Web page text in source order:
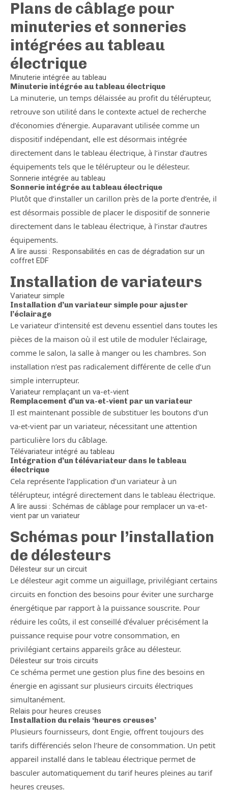
Plans de câblage pour
minuteries et sonneries
intégrées au tableau
électrique
Minuterie intégrée au tableau
Minuterie intégrée au tableau électrique
La minuterie, un temps délaissée au profit du télérupteur,
retrouve son utilité dans le contexte actuel de recherche
d’économies d’énergie. Auparavant utilisée comme un
dispositif indépendant, elle est désormais intégrée
directement dans le tableau électrique, à l’instar d’autres
équipements tels que le télérupteur ou le délesteur.
Sonnerie intégrée au tableau
Sonnerie intégrée au tableau électrique
Plutôt que d’installer un carillon près de la porte d’entrée, il
est désormais possible de placer le dispositif de sonnerie
directement dans le tableau électrique, à l’instar d’autres
équipements.
A lire aussi : Responsabilités en cas de dégradation sur un
coffret EDF
Installation de variateurs
Variateur simple
Installation d’un variateur simple pour ajuster
l’éclairage
Le variateur d’intensité est devenu essentiel dans toutes les
pièces de la maison où il est utile de moduler l’éclairage,
comme le salon, la salle à manger ou les chambres. Son
installation n’est pas radicalement différente de celle d’un
simple interrupteur.
Variateur remplaçant un va-et-vient
Remplacement d’un va-et-vient par un variateur
Il est maintenant possible de substituer les boutons d’un
va-et-vient par un variateur, nécessitant une attention
particulière lors du câblage.
Télévariateur intégré au tableau
Intégration d’un télévariateur dans le tableau
électrique
Cela représente l’application d’un variateur à un
télérupteur, intégré directement dans le tableau électrique.
A lire aussi : Schémas de câblage pour remplacer un va-et-
vient par un variateur
Schémas pour l’installation
de délesteurs
Délesteur sur un circuit
Le délesteur agit comme un aiguillage, privilégiant certains
circuits en fonction des besoins pour éviter une surcharge
énergétique par rapport à la puissance souscrite. Pour
réduire les coûts, il est conseillé d’évaluer précisément la
puissance requise pour votre consommation, en
privilégiant certains appareils grâce au délesteur.
Délesteur sur trois circuits
Ce schéma permet une gestion plus fine des besoins en
énergie en agissant sur plusieurs circuits électriques
simultanément.
Relais pour heures creuses
Installation du relais ‘heures creuses’
Plusieurs fournisseurs, dont Engie, offrent toujours des
tarifs différenciés selon l’heure de consommation. Un petit
appareil installé dans le tableau électrique permet de
basculer automatiquement du tarif heures pleines au tarif
heures creuses.